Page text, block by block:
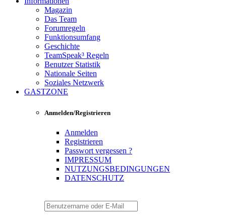
Magazin
Das Team
Forumregeln
Funktionsumfang
Geschichte
TeamSpeak³ Regeln
Benutzer Statistik
Nationale Seiten
Soziales Netzwerk
GASTZONE
Anmelden/Registrieren
Anmelden
Registrieren
Passwort vergessen ?
IMPRESSUM
NUTZUNGSBEDINGUNGEN
DATENSCHUTZ